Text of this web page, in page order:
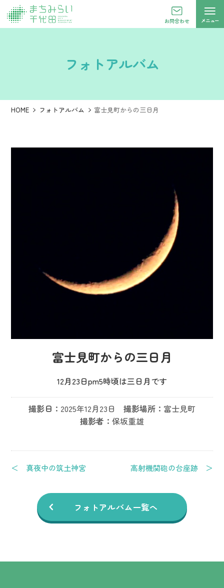
お問合わせ メニュー
フォトアルバム
HOME フォトアルバム 富士見町からの三日月
富士見町からの三日月
12月23日pm5時頃は三日月です
撮影日： 2025年12月23日 撮影場所： 富士見町
撮影者： 保坂重雄
＜ 真夜中の筑土神宮 高射機関砲の台座跡 ＞
フォトアルバム一覧へ